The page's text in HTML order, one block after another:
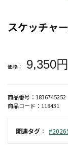
スケッチャ
価格： 9,350円
商品番号： 1836745252
商品コード： 118431
関連タグ ：